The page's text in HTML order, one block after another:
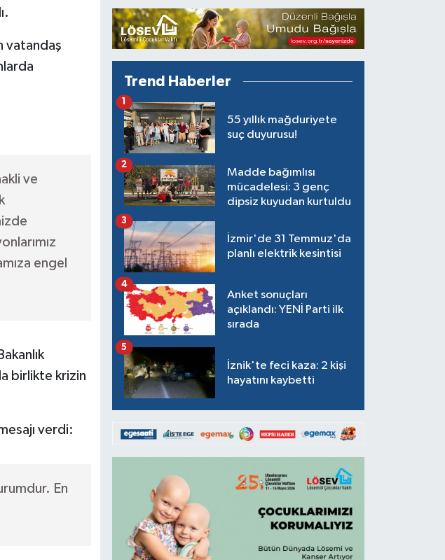
vatandaş
ve
engel
birlikte krizin
verdi:
En
Trend Haberler
55 yıllık mağduriyete
suç duyurusu!
1
Madde bağımlısı
mücadelesi: 3 genç
dipsiz kuyudan kurtuldu
2
İzmir'de 31 Temmuz'da
planlı elektrik kesintisi
3
Anket sonuçları
açıklandı: YENİ Parti ilk
sırada
4
İznik'te feci kaza: 2 kişi
hayatını kaybetti
5